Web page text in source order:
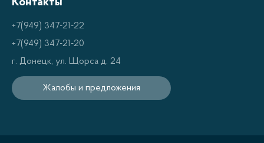
Экономичные решения с длительным сроком
службы.
Типы кондиционеров
Бирюса
Контакты
+7(949) 347-21-22
+7(949) 347-21-20
г. Донецк, ул. Щорса д. 24
Жалобы и предложения